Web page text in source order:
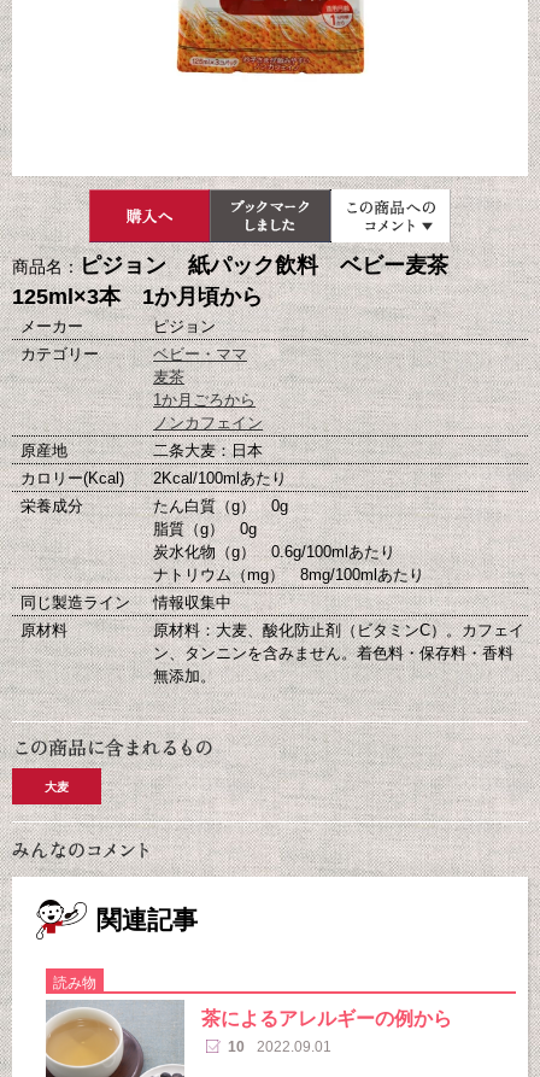
商品名：ピジョン 紙パック飲料 ベビー麦茶
125ml×3本 1か月頃から
メーカー
ピジョン
カテゴリー
ベビー・ママ
麦茶
1か月ごろから
ノンカフェイン
原産地
二条大麦：日本
カロリー(Kcal)
2Kcal/100mlあたり
栄養成分
たん白質（g） 0g
脂質（g） 0g
炭水化物（g） 0.6g/100mlあたり
ナトリウム（mg） 8mg/100mlあたり
同じ製造ライン
情報収集中
原材料
原材料：大麦、酸化防止剤（ビタミンC）。カフェイ
ン、タンニンを含みません。着色料・保存料・香料
無添加。
大麦
関連記事
読み物
茶によるアレルギーの例から
10 2022.09.01